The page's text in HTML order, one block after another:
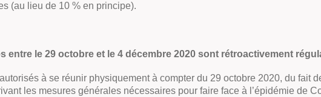
(au lieu de 10 % en principe).
entre le 29 octobre et le 4 décembre 2020 sont rétroactivement
à se réunir physiquement à compter du 29 octobre 2020, du fait
les mesures générales nécessaires pour faire face à l’épidémie de